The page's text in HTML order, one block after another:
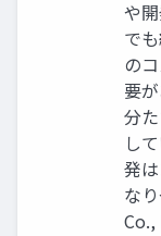
や
で
の
要
分
し
発
な